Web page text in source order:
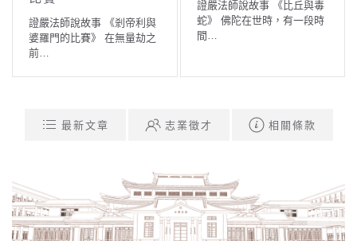
證嚴法師說故事 《剎帝利與
婆羅門的比賽》 在無量劫之
前…
證嚴法師說故事 《比丘與毒
蛇》 佛陀在世時，有一段時
間…
最新文章 志業徵才 相關條款